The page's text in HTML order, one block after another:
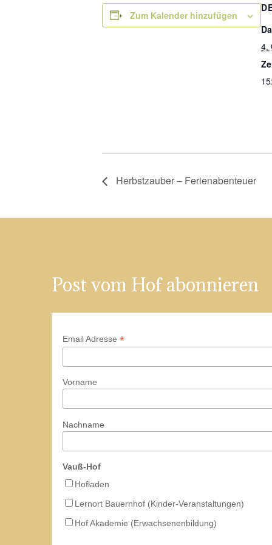
Zum Kalender hinzufügen
4.
Herbstzauber – Ferienabenteuer
Post vom Hof abonnieren
Email Adresse *
Vorname
Nachname
Vauß-Hof
Hofladen
Lernort Bauernhof (Kinder-Veranstaltungen)
Hof Akademie (Erwachsenenbildung)